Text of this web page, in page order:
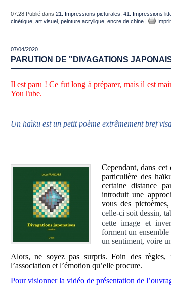
07:28 Publié dans 21. Impressions picturales 41. Impressions
cinétique, art visuel, peinture acrylique, encre de chine|
07/04/2020
PARUTION DE "DIVAGATIONS
Il est paru ! Ce fut long à préparer, mais il est
YouTube.
Un haïku est un petit poème extrêmement bref
Cependant, dans
particulière des
certaine distance
introduit une
vous des
celle-ci soit dessin,
cette image et
forment un
un sentiment, voire
Alors, ne soyez pas surpris. Foin des
l’association et l’émotion qu’elle procure.
Pour visionner la vidéo de présentation de